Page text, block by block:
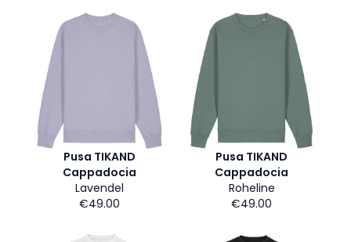
Pusa TIKAND
Cappadocia
Lavendel
€49.00
Pusa TIKAND
Cappadocia
Roheline
€49.00